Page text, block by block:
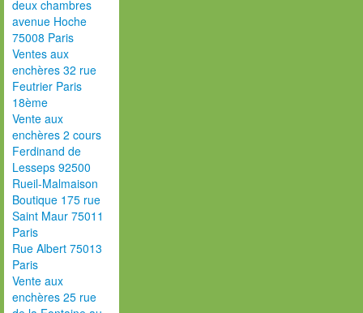
deux chambres
avenue Hoche
75008 Paris
Ventes aux
enchères 32 rue
Feutrier Paris
18ème
Vente aux
enchères 2 cours
Ferdinand de
Lesseps 92500
Rueil-Malmaison
Boutique 175 rue
Saint Maur 75011
Paris
Rue Albert 75013
Paris
Vente aux
enchères 25 rue